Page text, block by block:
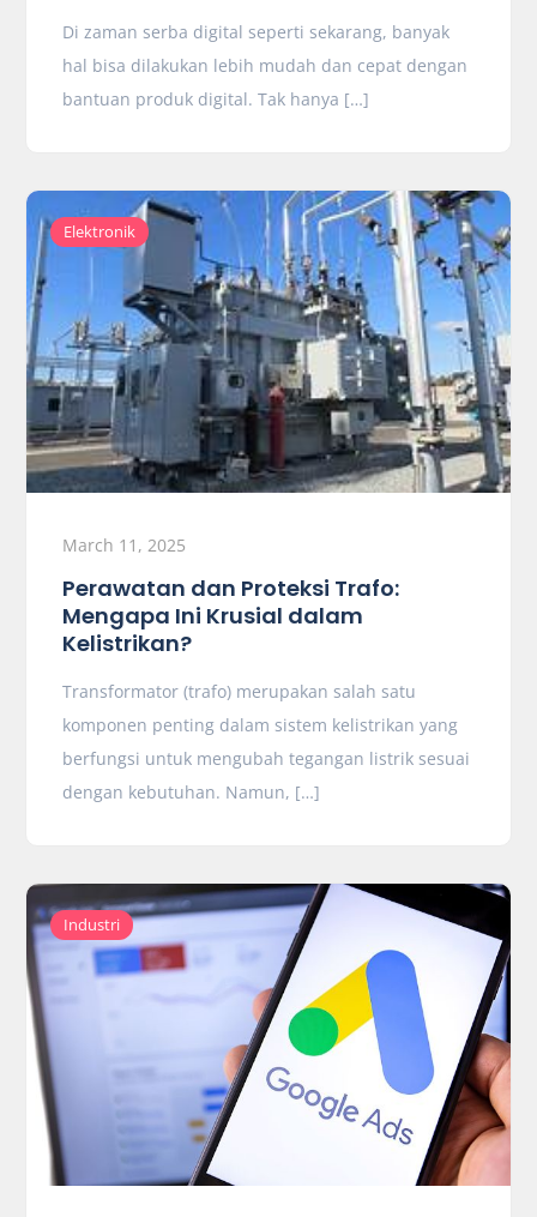
Di zaman serba digital seperti sekarang, banyak
hal bisa dilakukan lebih mudah dan cepat dengan
bantuan produk digital. Tak hanya […]
Elektronik
March 11, 2025
Perawatan dan Proteksi Trafo:
Mengapa Ini Krusial dalam
Kelistrikan?
Transformator (trafo) merupakan salah satu
komponen penting dalam sistem kelistrikan yang
berfungsi untuk mengubah tegangan listrik sesuai
dengan kebutuhan. Namun, […]
Industri